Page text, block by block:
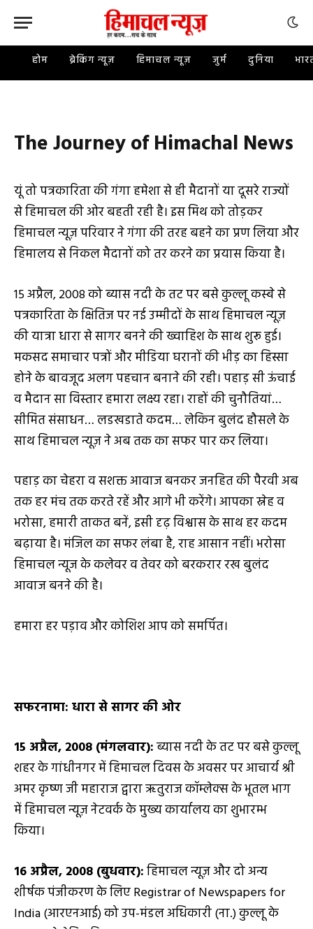
होम ब्रेकिंग न्यूज़ हिमाचल न्यूज़ जुर्म दुनिया
The Journey of Himachal News
यूं तो पत्रकारिता की गंगा हमेशा से ही मैदानों या दूसरे राज्यों
से हिमाचल की ओर बहती रही है। इस मिथ को तोड़कर
हिमाचल न्यूज़ परिवार ने गंगा की तरह बहने का प्रण लिया और
हिमालय से निकल मैदानों को तर करने का प्रयास किया है।
15 अप्रैल, 2008 को ब्यास नदी के तट पर बसे कुल्लू कस्बे से
पत्रकारिता के क्षितिज पर नई उम्मीदों के साथ हिमाचल न्यूज़
की यात्रा धारा से सागर बनने की ख्वाहिश के साथ शुरू हुई।
मकसद समाचार पत्रों और मीडिया घरानों की भीड़ का हिस्सा
होने के बावजूद अलग पहचान बनाने की रही। पहाड़ सी ऊंचाई
व मैदान सा विस्तार हमारा लक्ष्य रहा। राहों की चुनौतियां…
सीमित संसाधन… लडखडाते कदम… लेकिन बुलंद हौसले के
साथ हिमाचल न्यूज़ ने अब तक का सफर पार कर लिया।
पहाड़ का चेहरा व सशक्त आवाज बनकर जनहित की पैरवी अब
तक हर मंच तक करते रहें और आगे भी करेंगे। आपका स्नेह व
भरोसा, हमारी ताकत बनें, इसी दृढ़ विश्वास के साथ हर कदम
बढ़ाया है। मंजिल का सफर लंबा है, राह आसान नहीं। भरोसा
हिमाचल न्यूज के कलेवर व तेवर को बरकरार रख बुलंद
आवाज बनने की है।
हमारा हर पड़ाव और कोशिश आप को समर्पित।
सफरनामा: धारा से सागर की ओर
15 अप्रैल, 2008 (मंगलवार):ब्यास नदी के तट पर बसे कुल्लू
शहर के गांधीनगर में हिमाचल दिवस के अवसर पर आचार्य श्री
अमर कृष्ण जी महाराज द्वारा ऋतुराज कॉम्लेक्स के भूतल भाग
में हिमाचल न्यूज़ नेटवर्क के मुख्य कार्यालय का शुभारम्भ
किया।
16 अप्रैल, 2008 (बुधवार):हिमाचल न्यूज़ और दो अन्य
शीर्षक पंजीकरण के लिए Registrar of Newspapers for
India (आरएनआई) को उप-मंडल अधिकारी (ना.) कुल्लू के